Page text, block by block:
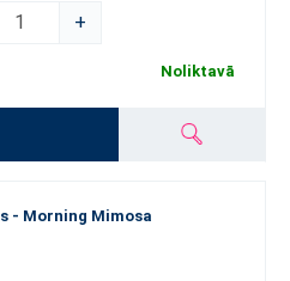
+
Noliktavā
- Morning Mimosa